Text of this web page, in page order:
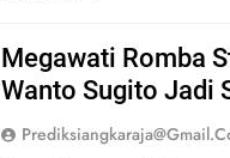
Megawati Romba
Wanto Sugito Jadi